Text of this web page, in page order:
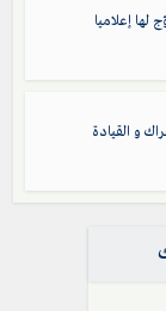
لها إعلاميا
و القيادة